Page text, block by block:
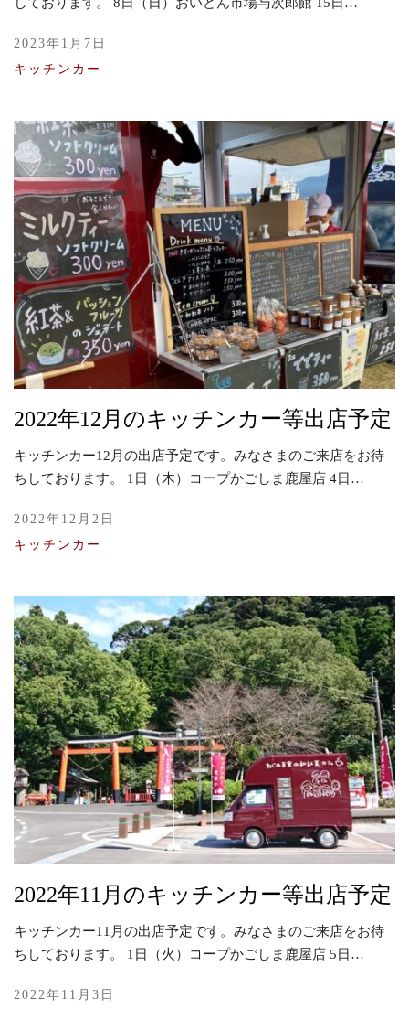
2023年1月7日
キッチンカー
2022年12月のキッチンカー等出店予定
キッチンカー12月の出店予定です。みなさまのご来店をお待
ちしております。 1日（木）コープかごしま鹿屋店 4日…
2022年12月2日
キッチンカー
2022年11月のキッチンカー等出店予定
キッチンカー11月の出店予定です。みなさまのご来店をお待
ちしております。 1日（火）コープかごしま鹿屋店 5日…
2022年11月3日